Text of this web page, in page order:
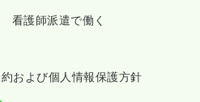
看護師派遣で働く
および個人情報保護方針